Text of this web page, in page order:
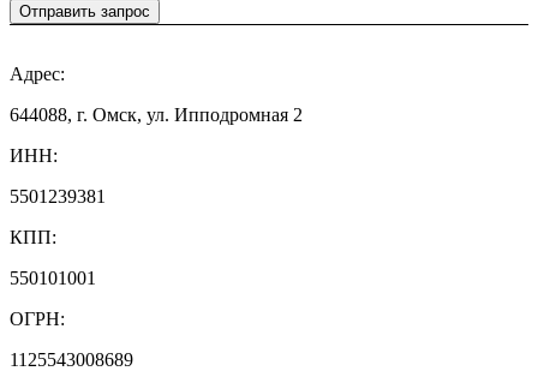
Отправить запрос
Адрес:
644088, г. Омск, ул. Ипподромная 2
ИНН:
5501239381
КПП:
550101001
ОГРН:
1125543008689